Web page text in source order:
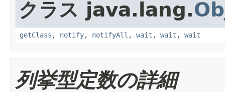
クラス java.lang.
getClass , notify, notifyAll , wait , wait , wait
列挙型定数の詳細